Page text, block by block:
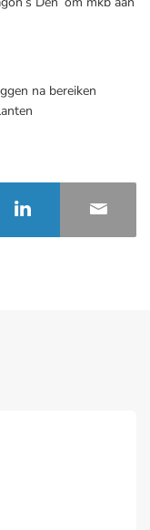
na bereiken